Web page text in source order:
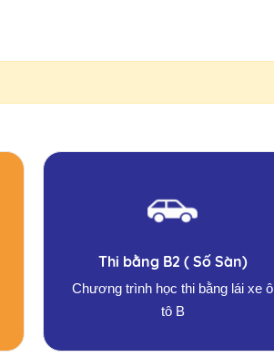
Thi bằng B2 ( Số Sàn)
Chương trình học thi bằng lái xe ô
tô B